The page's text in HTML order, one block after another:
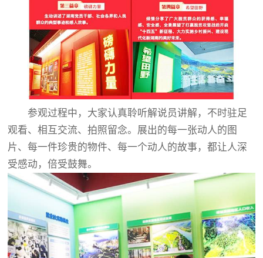
参观过程中，大家认真聆听解说员讲解，不时驻足
观看、相互交流、拍照留念。展出的每一张动人的图
片、每一件珍贵的物件、每一个动人的故事，都让人深
受感动，倍受鼓舞。